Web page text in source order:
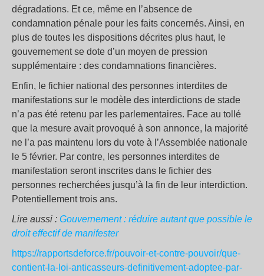
dégradations. Et ce, même en l’absence de
condamnation pénale pour les faits concernés. Ainsi, en
plus de toutes les dispositions décrites plus haut, le
gouvernement se dote d’un moyen de pression
supplémentaire : des condamnations financières.
Enfin, le fichier national des personnes interdites de
manifestations sur le modèle des interdictions de stade
n’a pas été retenu par les parlementaires. Face au tollé
que la mesure avait provoqué à son annonce, la majorité
ne l’a pas maintenu lors du vote à l’Assemblée nationale
le 5 février. Par contre, les personnes interdites de
manifestation seront inscrites dans le fichier des
personnes recherchées jusqu’à la fin de leur interdiction.
Potentiellement trois ans.
Lire aussi : Gouvernement : réduire autant que possible le
droit effectif de manifester
https://rapportsdeforce.fr/pouvoir-et-contre-pouvoir/que-
contient-la-loi-anticasseurs-definitivement-adoptee-par-